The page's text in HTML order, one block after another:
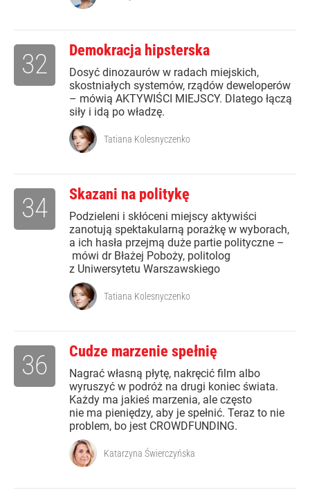
Demokracja hipsterska
Dosyć dinozaurów w radach miejskich,
skostniałych systemów, rządów deweloperów
– mówią AKTYWIŚCI MIEJSCY. Dlatego łączą
siły i idą po władzę.
32
Tatiana Kolesnyczenko
Skazani na politykę
Podzieleni i skłóceni miejscy aktywiści
zanotują spektakularną porażkę w wyborach,
a ich hasła przejmą duże partie polityczne –
mówi dr Błażej Poboży, politolog
z Uniwersytetu Warszawskiego
34
Tatiana Kolesnyczenko
Cudze marzenie spełnię
Nagrać własną płytę, nakręcić film albo
wyruszyć w podróż na drugi koniec świata.
Każdy ma jakieś marzenia, ale często
nie ma pieniędzy, aby je spełnić. Teraz to nie
problem, bo jest CROWDFUNDING.
36
Katarzyna Świerczyńska